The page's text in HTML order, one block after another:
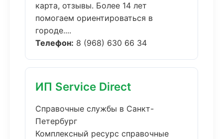
карта, отзывы. Более 14 лет
помогаем ориентироваться в
городе....
Телефон: 8 (968) 630 66 34
ИП Service Direct
Справочные службы в Санкт-
Петербург
Комплексный ресурс справочные